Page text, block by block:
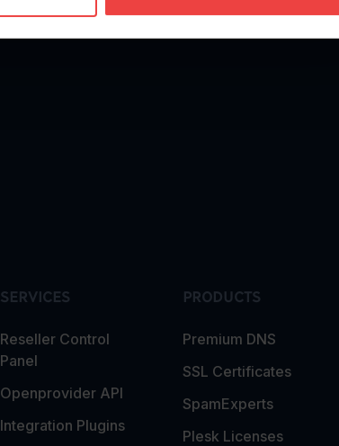
SERVICES
Reseller Control
Panel
Openprovider API
Integration Plugins
PRODUCTS
Premium DNS
SSL Certificates
SpamExperts
Plesk Licenses